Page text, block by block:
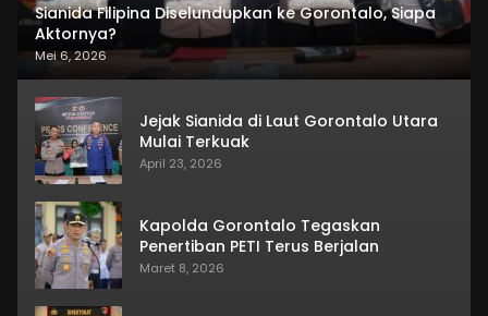
Sianida Filipina Diselundupkan ke Gorontalo, Siapa
Aktornya?
Mei 6, 2026
Jejak Sianida di Laut Gorontalo Utara
Mulai Terkuak
April 23, 2026
Kapolda Gorontalo Tegaskan
Penertiban PETI Terus Berjalan
Maret 8, 2026